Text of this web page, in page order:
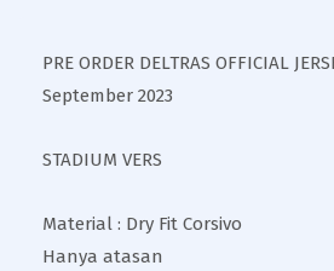
PRE ORDER DELTRAS OFFICIAL
September 2023
STADIUM VERS
Material : Dry Fit Corsivo
Hanya atasan